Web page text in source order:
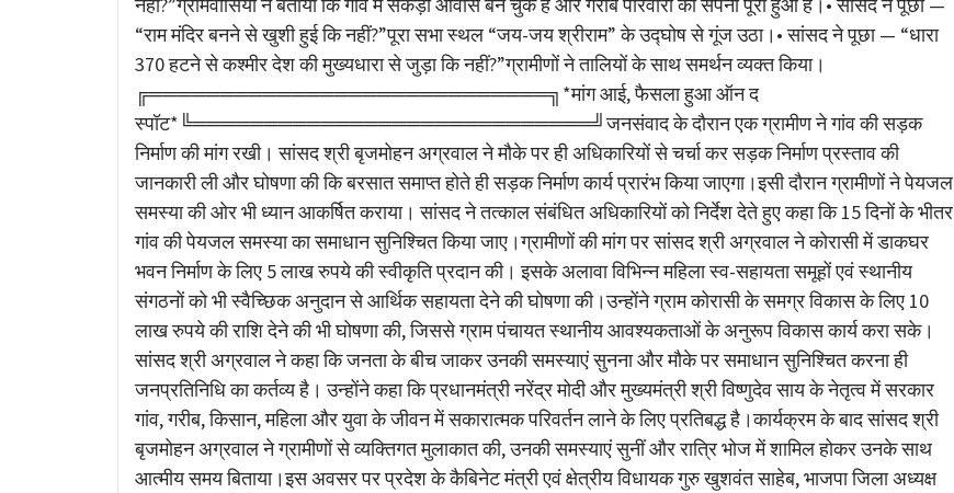
“राम मंदिर बनने से खुशी हुई कि नहीं?”पूरा सभा स्थल “जय-जय श्रीराम” के उद्घोष से गूंज उठा।• सांसद ने पूछा — “धारा
370 हटने से कश्मीर देश की मुख्यधारा से जुड़ा कि नहीं?”ग्रामीणों ने तालियों के साथ समर्थन व्यक्त किया।
╔════════════════════════════╗*मांग आई, फैसला हुआ ऑन द
स्पॉट*╚════════════════════════════╝जनसंवाद के दौरान एक ग्रामीण ने गांव की सड़क
निर्माण की मांग रखी। सांसद श्री बृजमोहन अग्रवाल ने मौके पर ही अधिकारियों से चर्चा कर सड़क निर्माण प्रस्ताव की
जानकारी ली और घोषणा की कि बरसात समाप्त होते ही सड़क निर्माण कार्य प्रारंभ किया जाएगा।इसी दौरान ग्रामीणों ने पेयजल
समस्या की ओर भी ध्यान आकर्षित कराया। सांसद ने तत्काल संबंधित अधिकारियों को निर्देश देते हुए कहा कि 15 दिनों के भीतर
गांव की पेयजल समस्या का समाधान सुनिश्चित किया जाए।ग्रामीणों की मांग पर सांसद श्री अग्रवाल ने कोरासी में डाकघर
भवन निर्माण के लिए 5 लाख रुपये की स्वीकृति प्रदान की। इसके अलावा विभिन्न महिला स्व-सहायता समूहों एवं स्थानीय
संगठनों को भी स्वैच्छिक अनुदान से आर्थिक सहायता देने की घोषणा की।उन्होंने ग्राम कोरासी के समग्र विकास के लिए 10
लाख रुपये की राशि देने की भी घोषणा की, जिससे ग्राम पंचायत स्थानीय आवश्यकताओं के अनुरूप विकास कार्य करा सके।
सांसद श्री अग्रवाल ने कहा कि जनता के बीच जाकर उनकी समस्याएं सुनना और मौके पर समाधान सुनिश्चित करना ही
जनप्रतिनिधि का कर्तव्य है। उन्होंने कहा कि प्रधानमंत्री नरेंद्र मोदी और मुख्यमंत्री श्री विष्णुदेव साय के नेतृत्व में सरकार
गांव, गरीब, किसान, महिला और युवा के जीवन में सकारात्मक परिवर्तन लाने के लिए प्रतिबद्ध है।कार्यक्रम के बाद सांसद श्री
बृजमोहन अग्रवाल ने ग्रामीणों से व्यक्तिगत मुलाकात की, उनकी समस्याएं सुनीं और रात्रि भोज में शामिल होकर उनके साथ
आत्मीय समय बिताया।इस अवसर पर प्रदेश के कैबिनेट मंत्री एवं क्षेत्रीय विधायक गुरु खुशवंत साहेब, भाजपा जिला अध्यक्ष